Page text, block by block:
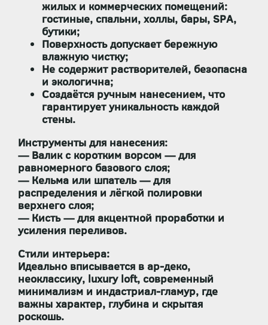
жилых и коммерческих помещений:
гостиные, спальни, холлы, бары, SPA,
бутики;
Поверхность допускает бережную
влажную чистку;
Не содержит растворителей, безопасна
и экологична;
Создаётся ручным нанесением, что
гарантирует уникальность каждой
стены.
Инструменты для нанесения:
— Валик с коротким ворсом — для
равномерного базового слоя;
— Кельма или шпатель — для
распределения и лёгкой полировки
верхнего слоя;
— Кисть — для акцентной проработки и
усиления переливов.
Стили интерьера:
Идеально вписывается в ар-деко,
неоклассику, luxury loft, современный
минимализм и индастриал-гламур, где
важны характер, глубина и скрытая
роскошь.